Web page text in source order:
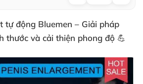
tự động Bluemen – Giải pháp
thước và cải thiện phong độ 💪